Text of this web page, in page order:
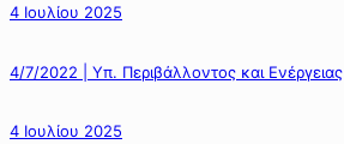
4 Ιουλίου 2025
4/7/2022 | Υπ. Περιβάλλοντος και Ενέργειας
4 Ιουλίου 2025